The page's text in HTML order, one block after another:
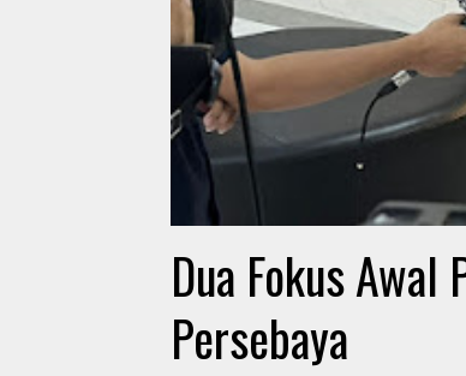
Dua Fokus Awal
Persebaya